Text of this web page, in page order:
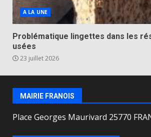
A LA UNE
Problématique lingettes dans les
usées
23 juillet 2026
MAIRIE FRANOIS
Place Georges Maurivard 25770